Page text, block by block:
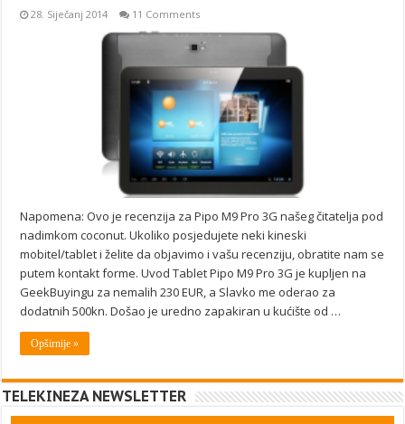
28. Siječanj 2014 11 Comments
Napomena: Ovo je recenzija za Pipo M9 Pro 3G našeg čitatelja pod
nadimkom coconut. Ukoliko posjedujete neki kineski
mobitel/tablet i želite da objavimo i vašu recenziju, obratite nam se
putem kontakt forme. Uvod Tablet Pipo M9 Pro 3G je kupljen na
GeekBuyingu za nemalih 230 EUR, a Slavko me oderao za
dodatnih 500kn. Došao je uredno zapakiran u kućište od …
Opširnije »
TELEKINEZA NEWSLETTER